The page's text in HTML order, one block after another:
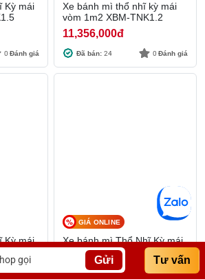
Kỳ mái
0 Đánh giá
Xe bánh mì thổ nhĩ kỳ mái
vòm 1m2 XBM-TNK1.2
11,356,000đ
Đã bán: 24 0 Đánh giá
Kỳ mái
GIÁ ONLINE
Xe bánh mì Thổ Nhĩ Kỳ mái
chùa 2m XBM-TNK2.0
18,742,500đ
Gửi Tư vấn